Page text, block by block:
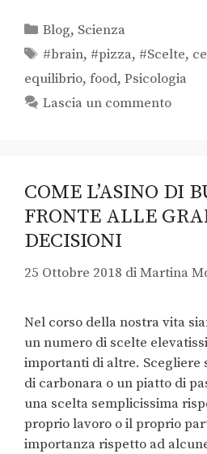
Blog, Scienza
#brain, #pizza, #Scelte,
equilibrio, food, Psicologia
Lascia un commento
COME L’ASINO DI
FRONTE ALLE
DECISIONI
25 Ottobre 2018 diMartina
Nel corso della nostra vita
un numero di scelte
importanti di altre. Scegliere
di carbonara o un piatto di
una scelta semplicissima
proprio lavoro o il proprio
importanza rispetto ad